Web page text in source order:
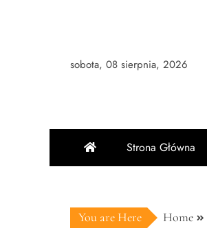
sobota, 08 sierpnia, 2026
Strona Główna
You are Here Home